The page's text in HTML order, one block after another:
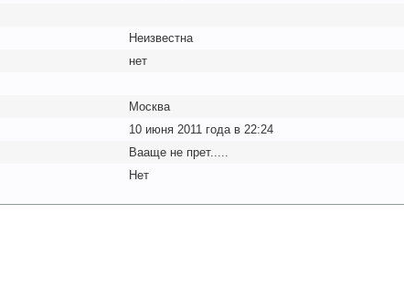
Неизвестна
нет
Москва
10 июня 2011 года в 22:24
Вааще не прет.....
Нет